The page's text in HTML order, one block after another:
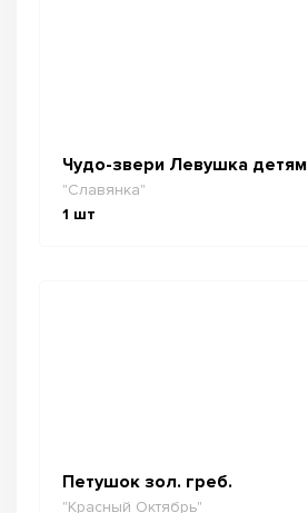
Чудо-звери Левушка детям
"Славянка"
1 шт
Петушок зол. греб.
"Красный Октябрь"